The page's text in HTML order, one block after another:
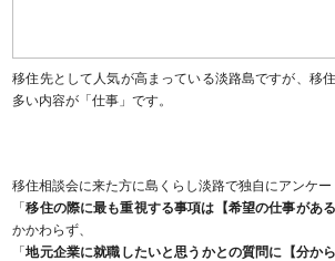
移住先として人気が高まっている淡路島ですが、移
多い内容が「仕事」です。
移住相談会に来た方に島くらし淡路で独自にアンケー
「移住の際に最も重視する事項は【希望の仕事があ
かかわらず、
「地元企業に就職したいと思うかとの質問に【分から